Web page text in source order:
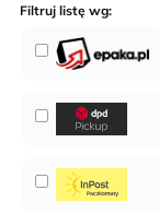
Filtruj listę wg: